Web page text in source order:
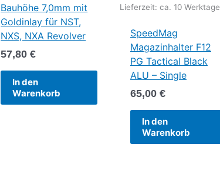
Bauhöhe 7,0mm mit
Goldinlay für NST,
NXS, NXA Revolver
57,80€
In den
Warenkorb
Lieferzeit: ca. 10 Werktage
SpeedMag
Magazinhalter F12
PG Tactical Black
ALU – Single
65,00 €
In den
Warenkorb